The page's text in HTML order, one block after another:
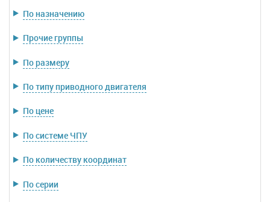
По назначению
Прочие группы
По размеру
По типу приводного двигателя
По цене
По системе ЧПУ
По количеству координат
По серии